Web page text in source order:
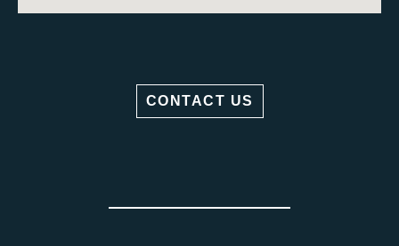
CONTACT US